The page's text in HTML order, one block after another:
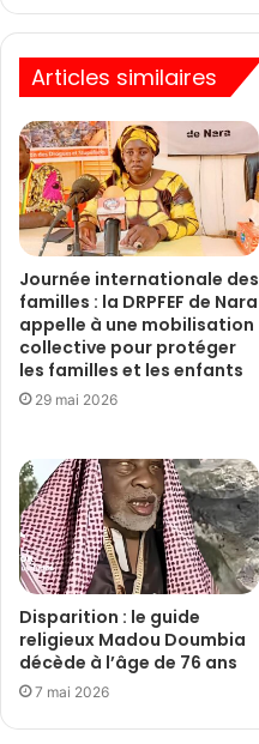
Articles similaires
Journée internationale des
familles : la DRPFEF de Nara
appelle à une mobilisation
collective pour protéger
les familles et les enfants
29 mai 2026
Disparition : le guide
religieux Madou Doumbia
décède à l’âge de 76 ans
7 mai 2026